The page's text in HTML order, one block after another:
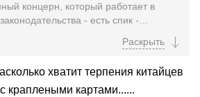
концерн, который работает в
- есть спик -
хватит терпения китайцев
краплеными картами......